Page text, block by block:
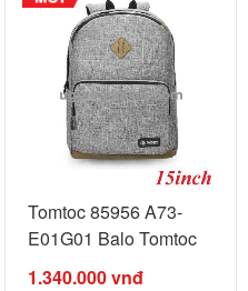
Tomtoc 85956 A73-
E01G01 Balo Tomtoc
lightweight ...
1.340.000vnđ